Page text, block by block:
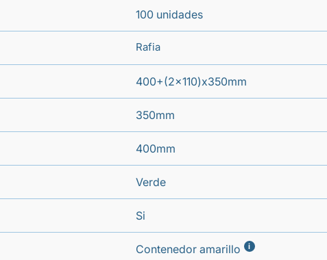
100 unidades
Rafia
400+(2x110)x350mm
350mm
400mm
Verde
Si
Contenedor amarillo i